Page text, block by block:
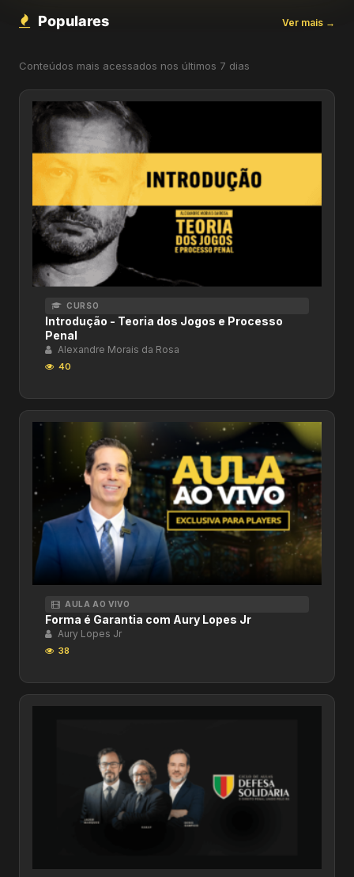
Populares Ver mais →
Conteúdos mais acessados nos últimos 7 dias
CURSO
Introdução - Teoria dos Jogos e Processo
Penal
Alexandre Morais da Rosa
40
AULA AO VIVO
Forma é Garantia com Aury Lopes Jr
Aury Lopes Jr
38